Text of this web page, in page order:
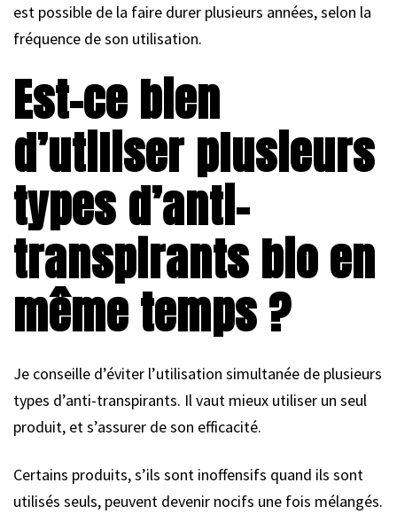
est possible de la faire durer plusieurs années, selon la
fréquence de son utilisation.
Est-ce bien
d’utiliser plusieurs
types d’anti-
transpirants bio en
même temps ?
Je conseille d’éviter l’utilisation simultanée de plusieurs
types d’anti-transpirants. Il vaut mieux utiliser un seul
produit, et s’assurer de son efficacité.
Certains produits, s’ils sont inoffensifs quand ils sont
utilisés seuls, peuvent devenir nocifs une fois mélangés.